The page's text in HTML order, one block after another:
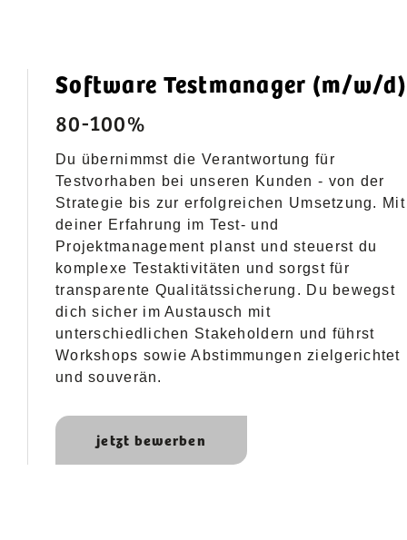
Software Testmanager (m/w/d)
80-100%
Du übernimmst die Verantwortung für
Testvorhaben bei unseren Kunden - von der
Strategie bis zur erfolgreichen Umsetzung. Mit
deiner Erfahrung im Test- und
Projektmanagement planst und steuerst du
komplexe Testaktivitäten und sorgst für
transparente Qualitätssicherung. Du bewegst
dich sicher im Austausch mit
unterschiedlichen Stakeholdern und führst
Workshops sowie Abstimmungen zielgerichtet
und souverän.
jetzt bewerben